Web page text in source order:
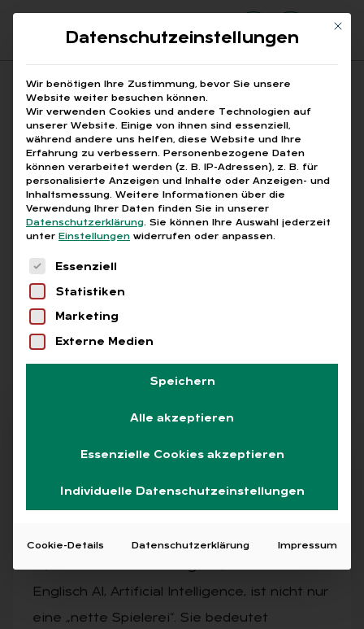
Suchfeld
Suchen
Breadcrumb-Navigation
STARTSEITE DATENSCHUTZ KI
Alle Bei­trä­ge mit dem
Schlag­wort „Da­ten­
schutz KI“
Alle Free Abo L+G +
AUSGABE 5/2025
Englisch AI, Artificial Intelligence, ist nicht nur
eine „nette Spielerei“. Sie bedeutet
Mit
Datenschutzeinstellungen
Wir benötigen Ihre Zustimmung, bevor Sie unsere
Website weiter besuchen können.
Wir verwenden Cookies und andere Technologien auf
unserer Website. Einige von ihnen sind essenziell,
während andere uns helfen, diese Website und Ihre
Erfahrung zu verbessern. Personenbezogene Daten
können verarbeitet werden (z. B. IP-Adressen), z. B. für
personalisierte Anzeigen und Inhalte oder Anzeigen- und
Inhaltsmessung. Weitere Informationen über die
Verwendung Ihrer Daten finden Sie in unserer
Datenschutzerklärung. Sie können Ihre Auswahl jederzeit
unter Einstellungen widerrufen oder anpassen.
Es folgt eine Liste der Service-Gruppen, für
Essenziell
Statistiken
Marketing
Externe Medien
Speichern
Alle akzeptieren
Essenzielle Cookies akzeptieren
Individuelle Datenschutzeinstellungen
Cookie-Details Datenschutzerklärung Impressum